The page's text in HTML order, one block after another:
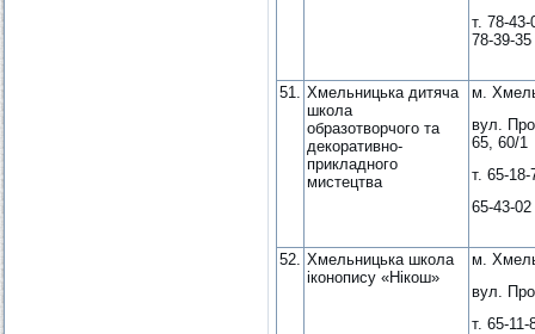
т. 78-
78-39-35
51. Хмельницька дитяча
школа
образотворчого та
декоративно-
прикладного
мистецтва
м.
вул.
65, 60/1
т. 65-18-
65-43-
52. Хмельницька школа
іконопису «Нікош»
м.
вул.
т. 65-11-